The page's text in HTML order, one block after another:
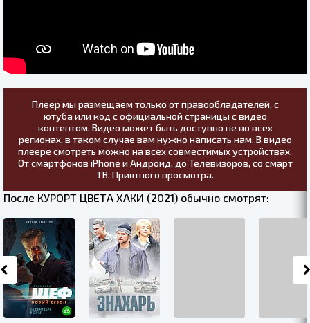
Плеер мы размещаем только от правообладателей, с
ютуба или код с официальной страницы с видео
контентом. Видео может быть доступно не во всех
регионах, в таком случае вам нужно написать нам. В видео
плеере смотреть можно на всех совместимых устройствах.
От смартфонов iPhone и Андроид, до Телевизоров, со смарт
ТВ. Приятного просмотра.
После КУРОРТ ЦВЕТА ХАКИ (2021) обычно смотрят: